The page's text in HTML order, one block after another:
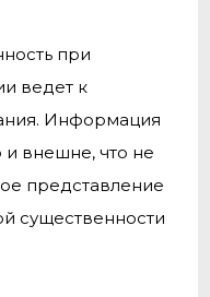
при
ведет к
Информация
и внешне, что не
представление
существенности